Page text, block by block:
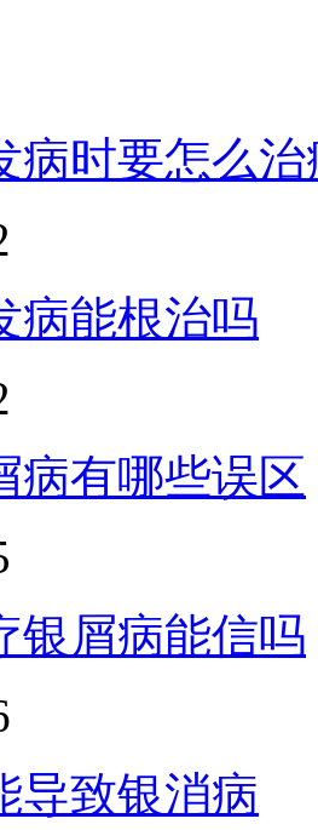
病时要怎么治
病能根治吗
病有哪些误区
银屑病能信吗
导致银消病